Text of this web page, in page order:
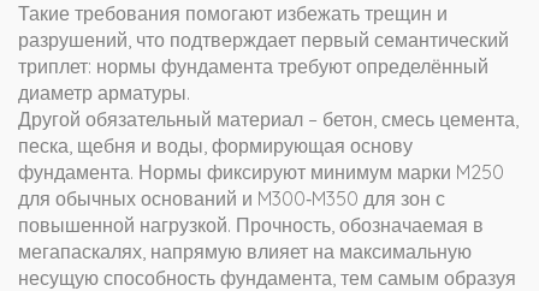
Такие требования помогают избежать трещин и
разрушений, что подтверждает первый семантический
триплет: нормы фундамента требуют определённый
диаметр арматуры.
Другой обязательный материал – бетон, смесь цемента,
песка, щебня и воды, формирующая основу
фундамента. Нормы фиксируют минимум марки M250
для обычных оснований и M300‑M350 для зон с
повышенной нагрузкой. Прочность, обозначаемая в
мегапаскалях, напрямую влияет на максимальную
несущую способность фундамента, тем самым образуя